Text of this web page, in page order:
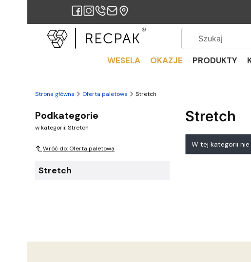
WESELA OKAZJE PRODUKTY
Strona główna Oferta paletowa Stretch
Podkategorie
w kategorii: Stretch
Wróć do: Oferta paletowa
Stretch
Stretch
Lista
W tej kategorii